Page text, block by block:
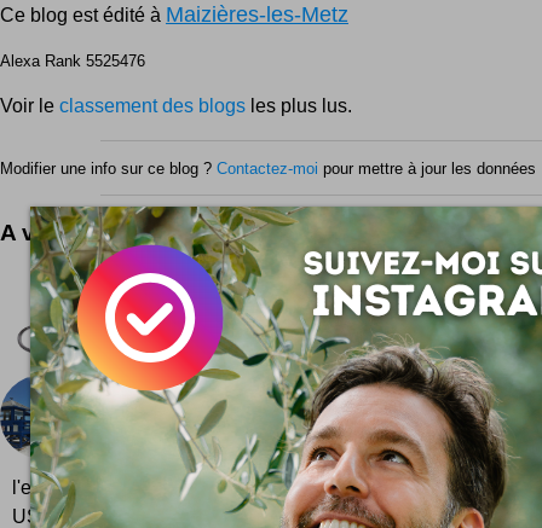
Ce blog est édité à Maizières-les-Metz
Alexa Rank 5525476
Voir le classement des blogs les plus lus.
Modifier une info sur ce blog ? Contactez-moi pour mettre à jour les données
A voir aussi ...
Narghilé Airdiem
Narghilé design by Nedda El-Asmar 980 euros
Où sont les meilleures plages aux USA ?
La dolce vita à l'américaine, c'est aussi se dorer la
... ce "top" des plages étasuniennes vous
l'envie de voyager auprès de l'Oncle Sam ! Si vous êtes en
USA et que vous souhaitez profiter du doux climat estival des